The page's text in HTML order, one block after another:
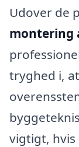
Udover de
montering
tryghed i,
vigtigt, hvis